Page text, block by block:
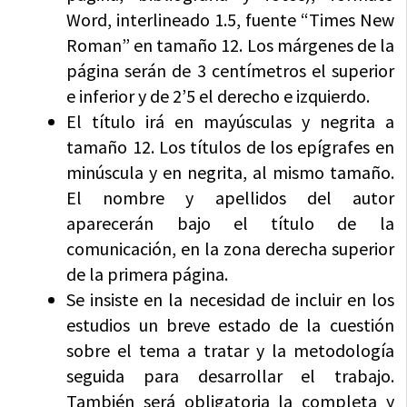
Word, interlineado 1.5, fuente “Times New
Roman” en tamaño 12. Los márgenes de la
página serán de 3 centímetros el superior
e inferior y de 2’5 el derecho e izquierdo.
El título irá en mayúsculas y negrita a
tamaño 12. Los títulos de los epígrafes en
minúscula y en negrita, al mismo tamaño.
El nombre y apellidos del autor
aparecerán bajo el título de la
comunicación, en la zona derecha superior
de la primera página.
Se insiste en la necesidad de incluir en los
estudios un breve estado de la cuestión
sobre el tema a tratar y la metodología
seguida para desarrollar el trabajo.
También será obligatoria la completa y